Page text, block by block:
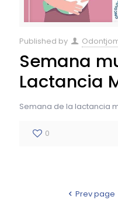
Published by
Semana
Lactancia
Semana de la lactancia
0
Prev page